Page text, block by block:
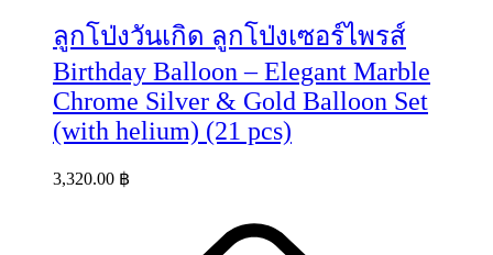
ลูกโป่งวันเกิด ลูกโป่งเซอร์ไพรส์
Birthday Balloon – Elegant Marble
Chrome Silver & Gold Balloon Set
(with helium) (21 pcs)
3,320.00 ฿